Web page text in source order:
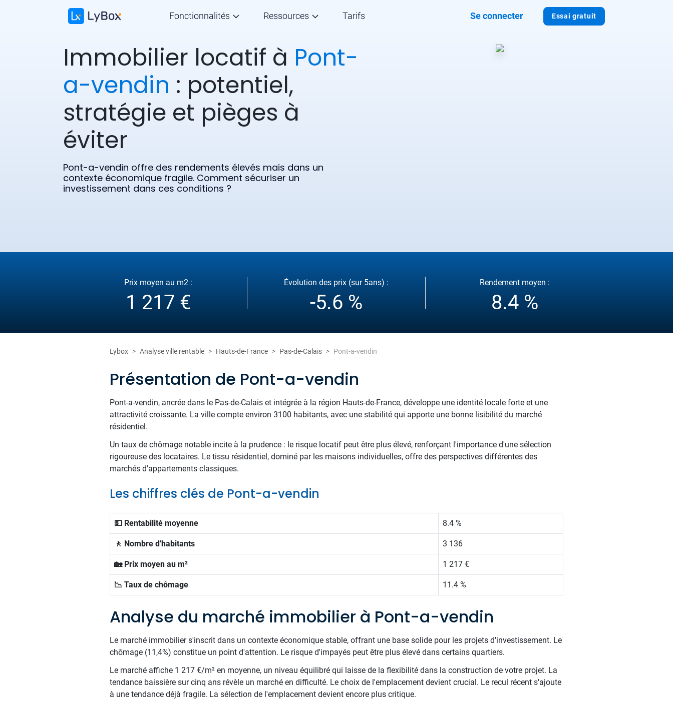
Essai gratuit
Fonctionnalités Ressources Tarifs Se connecter
Immobilier locatif à Pont-
a-vendin : potentiel,
stratégie et pièges à
éviter
Pont-a-vendin offre des rendements élevés mais dans un
contexte économique fragile. Comment sécuriser un
investissement dans ces conditions ?
Prix moyen au m2 :
1 217 €
Évolution des prix (sur 5ans) :
-5.6 %
Rendement moyen :
8.4 %
Lybox Analyse ville rentable Hauts-de-France Pas-de-Calais Pont-a-vendin
Présentation de Pont-a-vendin
Pont-a-vendin, ancrée dans le Pas-de-Calais et intégrée à la région Hauts-de-France, développe une identité locale forte et une
attractivité croissante. La ville compte environ 3100 habitants, avec une stabilité qui apporte une bonne lisibilité du marché
résidentiel.
Un taux de chômage notable incite à la prudence : le risque locatif peut être plus élevé, renforçant l'importance d'une sélection
rigoureuse des locataires. Le tissu résidentiel, dominé par les maisons individuelles, offre des perspectives différentes des
marchés d'appartements classiques.
Les chiffres clés de Pont-a-vendin
💵 Rentabilité moyenne 8.4 %
🚶 Nombre d'habitants 3 136
🏡 Prix moyen au m² 1 217 €
📉 Taux de chômage 11.4 %
Analyse du marché immobilier à Pont-a-vendin
Le marché immobilier s'inscrit dans un contexte économique stable, offrant une base solide pour les projets d'investissement. Le
chômage (11,4%) constitue un point d'attention. Le risque d'impayés peut être plus élevé dans certains quartiers.
Le marché affiche 1 217 €/m² en moyenne, un niveau équilibré qui laisse de la flexibilité dans la construction de votre projet. La
tendance baissière sur cinq ans révèle un marché en difficulté. Le choix de l'emplacement devient crucial. Le recul récent s'ajoute
à une tendance déjà fragile. La sélection de l'emplacement devient encore plus critique.